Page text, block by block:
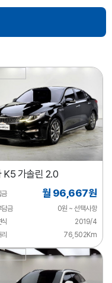
K5 가솔린 2.0
금 월 96,667원
금
0원 ~ 선택사항
2019/4
76,502Km